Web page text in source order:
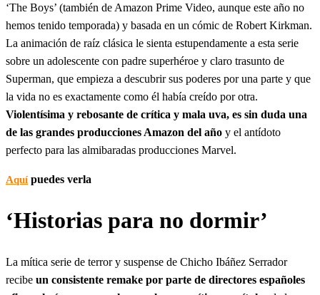
‘The Boys’ (también de Amazon Prime Video, aunque este año no
hemos tenido temporada) y basada en un cómic de Robert Kirkman.
La animación de raíz clásica le sienta estupendamente a esta serie
sobre un adolescente con padre superhéroe y claro trasunto de
Superman, que empieza a descubrir sus poderes por una parte y que
la vida no es exactamente como él había creído por otra.
Violentísima y rebosante de crítica y mala uva, es sin duda una
de las grandes producciones Amazon del año y el antídoto
perfecto para las almibaradas producciones Marvel.
Aquípuedes verla
‘Historias para no dormir’
La mítica serie de terror y suspense de Chicho Ibáñez Serrador
recibe un consistente remake por parte de directores españoles